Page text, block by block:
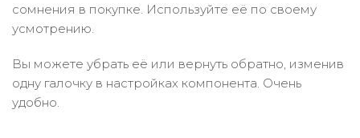
сомнения в покупке. Используйте её по своему
усмотрению.
Вы можете убрать её или вернуть обратно, изменив
одну галочку в настройках компонента. Очень
удобно.